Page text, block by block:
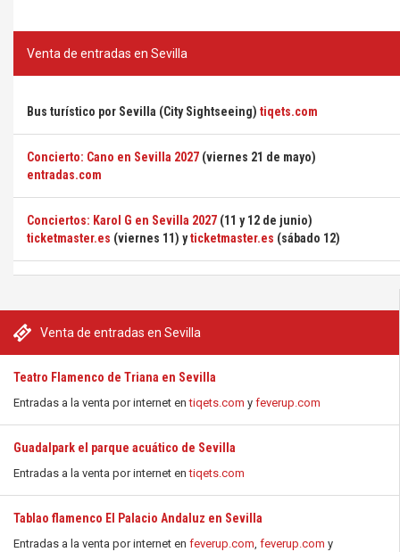
Venta de entradas en Sevilla
Teatro Flamenco de Triana en Sevilla
Entradas a la venta por internet entiqets.com y feverup.com
Guadalpark el parque acuático de Sevilla
Entradas a la venta por internet entiqets.com
Tablao flamenco El Palacio Andaluz en Sevilla
Entradas a la venta por internet en feverup.com, feverup.com y
Venta de entradas en Sevilla
Bus turístico por Sevilla (City Sightseeing) tiqets.com
Concierto: Cano en Sevilla 2027 (viernes 21 de mayo)
entradas.com
Conciertos: Karol G en Sevilla 2027 (11 y 12 de junio)
ticketmaster.es (viernes 11) yticketmaster.es (sábado 12)